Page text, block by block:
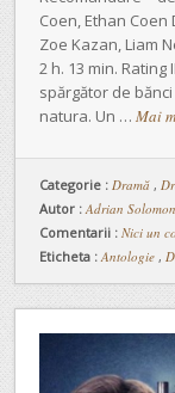
Coen, Ethan
Zoe Kazan, Liam
2 h. 13 min.
spărgător de
natura. Un … Mai
Categorie : Dramă ,
Autor : Adrian Solomon
Comentarii : Nici un
Eticheta : Antologie ,